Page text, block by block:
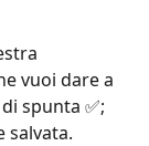
vuoi dare a
spunta ✅;
salvata.